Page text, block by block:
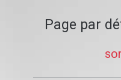
Page par